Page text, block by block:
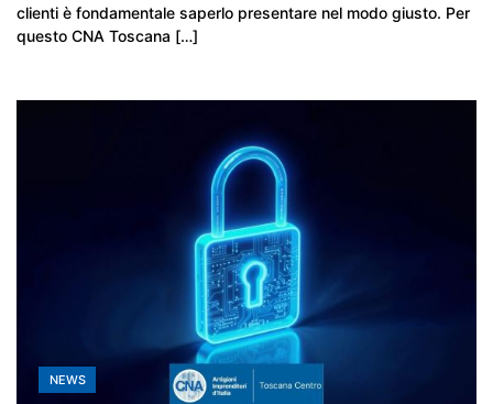
clienti è fondamentale saperlo presentare nel modo giusto. Per
questo CNA Toscana […]
NEWS